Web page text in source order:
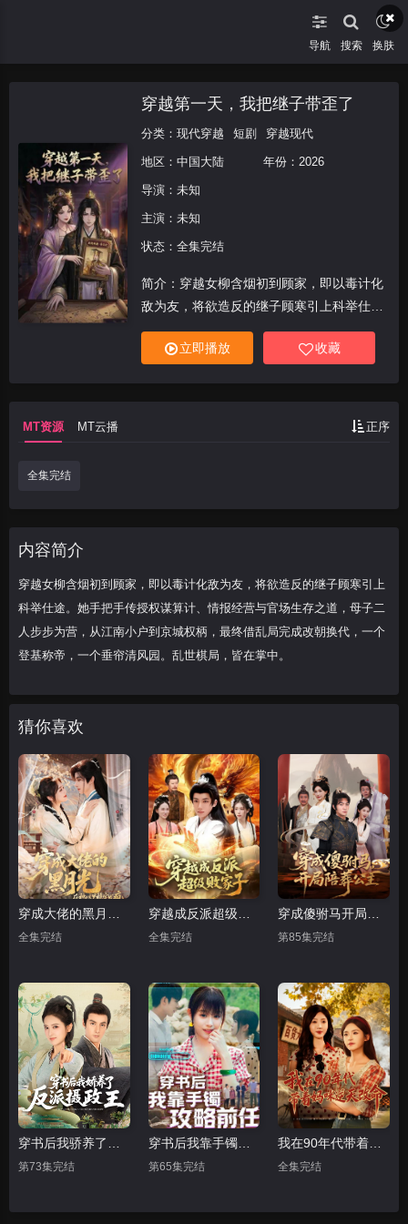
导航 搜索 换肤
穿越第一天，我把继子带歪了
分类： 现代穿越 短剧 穿越现代
地区： 中国大陆 年份： 2026
导演：未知
主演：未知
状态：全集完结
简介：穿越女柳含烟初到顾家，即以毒计化
敌为友，将欲造反的继子顾寒引上科举仕
途。她手把手传授权谋算计、情报经营与官
场生存之道，母子二人步步为营，从江南小
立即播放 收藏
MT资源 MT云播 正序
全集完结
内容简介
穿越女柳含烟初到顾家，即以毒计化敌为友，将欲造反的继子顾寒引上
科举仕途。她手把手传授权谋算计、情报经营与官场生存之道，母子二
人步步为营，从江南小户到京城权柄，最终借乱局完成改朝换代，一个
登基称帝，一个垂帘清风园。乱世棋局，皆在掌中。
猜你喜欢
穿成大佬的黑月光，在种田文里稳定发疯
全集完结
穿越成反派超级败家子
全集完结
穿成傻驸马开局陪葬公主
第85集完结
第73集完结
穿书后我靠手镯攻略前任
第65集完结 全集完结